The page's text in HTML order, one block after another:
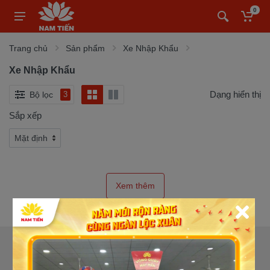
0
Trang chủ Sản phẩm Xe Nhập Khẩu
Xe Nhập Khẩu
Bộ lọc 3 Dạng hiển thị
Sắp xếp
CỬA HÀNG XE MÁY NAM TIẾN